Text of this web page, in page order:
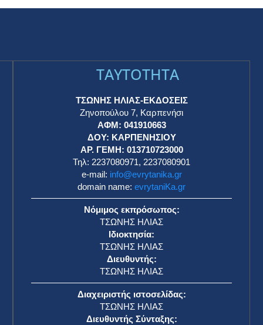
TAYTOTHTA
ΤΣΩΝΗΣ ΗΛΙΑΣ-ΕΚΔΟΣΕΙΣ
Ζηνοπούλου 7, Καρπενήσι
ΑΦΜ: 041910663
ΔΟΥ: ΚΑΡΠΕΝΗΣΙΟΥ
ΑΡ. ΓΕΜΗ: 013710723000
Τηλ: 2237080971, 2237080901
e-mail: info@evrytanika.gr
domain name: evrytaniKa.gr
Νόμιμος εκπρόσωπος:
ΤΣΩΝΗΣ ΗΛΙΑΣ
Ιδιοκτησία:
ΤΣΩΝΗΣ ΗΛΙΑΣ
Διευθυντής:
ΤΣΩΝΗΣ ΗΛΙΑΣ
Διαχειριστής ιστοσελίδας:
ΤΣΩΝΗΣ ΗΛΙΑΣ
Διευθυντής Σύνταξης: